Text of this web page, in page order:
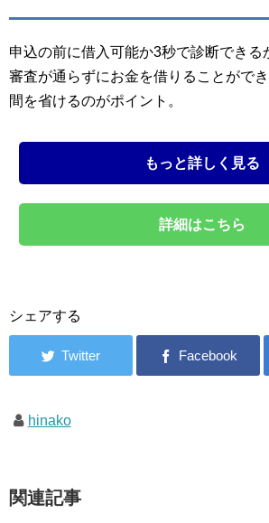
申込の前に借入可能か3秒で診断できる
審査が通らずにお金を借りることがで
間を省けるのがポイント。
もっと詳しく見る
詳細はこちら
シェアする
hinako
関連記事